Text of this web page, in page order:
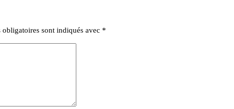
obligatoires sont indiqués avec *